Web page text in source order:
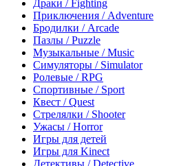
Драки / Fighting
Приключения / Adventure
Бродилки / Arcade
Пазлы / Puzzle
Музыкальные / Music
Симуляторы / Simulator
Ролевые / RPG
Спортивные / Sport
Квест / Quest
Стрелялки / Shooter
Ужасы / Horror
Игры для детей
Игры для Kinect
Детективы / Detective